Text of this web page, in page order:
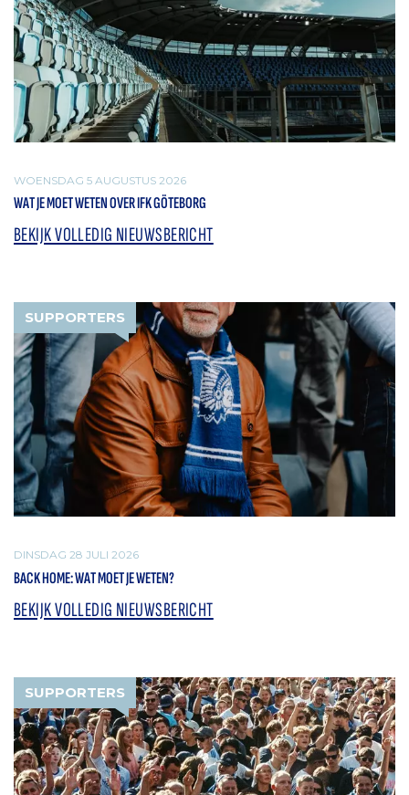
WOENSDAG 5 AUGUSTUS 2026
WAT JE MOET WETEN OVER IFK GÖTEBORG
BEKIJK VOLLEDIG NIEUWSBERICHT
SUPPORTERS
DINSDAG 28 JULI 2026
BACK HOME: WAT MOET JE WETEN?
BEKIJK VOLLEDIG NIEUWSBERICHT
SUPPORTERS